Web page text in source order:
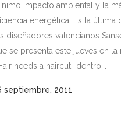
impacto ambiental y la
energética. Es la última
diseñadores valencianos
se presenta este jueves en la
needs a haircut', dentro...
septiembre, 2011